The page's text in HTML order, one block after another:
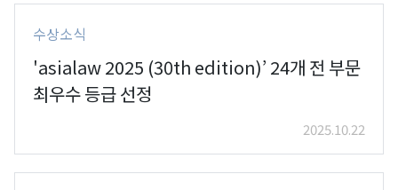
수상소식
'asialaw 2025 (30th edition)’ 24개 전 부문
최우수 등급 선정
2025.10.22